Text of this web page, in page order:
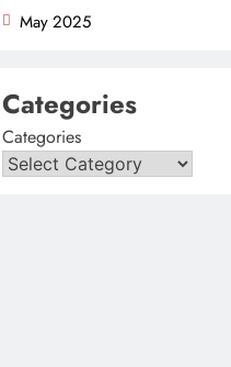
May 2025
Categories
Categories